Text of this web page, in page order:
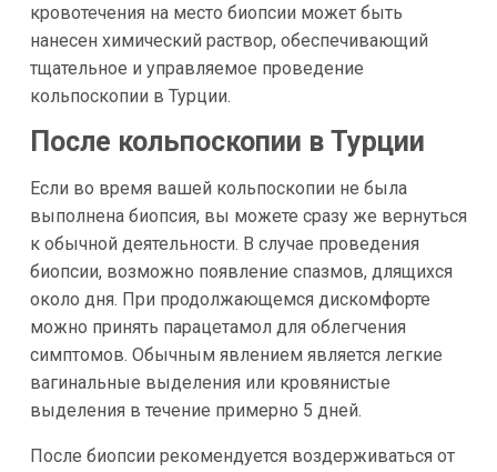
кровотечения на место биопсии может быть
нанесен химический раствор, обеспечивающий
тщательное и управляемое проведение
кольпоскопии в Турции.
После кольпоскопии в Турции
Если во время вашей кольпоскопии не была
выполнена биопсия, вы можете сразу же вернуться
к обычной деятельности. В случае проведения
биопсии, возможно появление спазмов, длящихся
около дня. При продолжающемся дискомфорте
можно принять парацетамол для облегчения
симптомов. Обычным явлением является легкие
вагинальные выделения или кровянистые
выделения в течение примерно 5 дней.
После биопсии рекомендуется воздерживаться от